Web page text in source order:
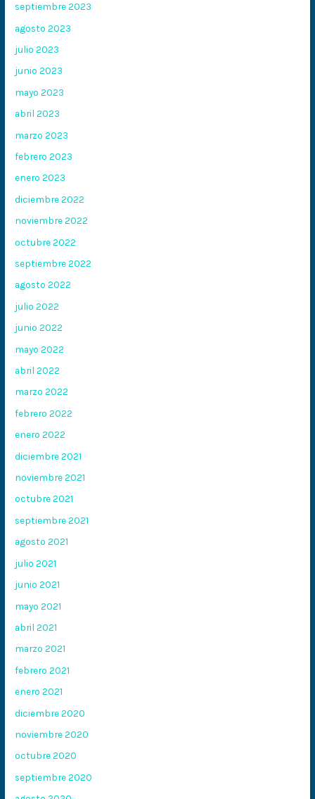
septiembre 2023
agosto 2023
julio 2023
junio 2023
mayo 2023
abril 2023
marzo 2023
febrero 2023
enero 2023
diciembre 2022
noviembre 2022
octubre 2022
septiembre 2022
agosto 2022
julio 2022
junio 2022
mayo 2022
abril 2022
marzo 2022
febrero 2022
enero 2022
diciembre 2021
noviembre 2021
octubre 2021
septiembre 2021
agosto 2021
julio 2021
junio 2021
mayo 2021
abril 2021
marzo 2021
febrero 2021
enero 2021
diciembre 2020
noviembre 2020
octubre 2020
septiembre 2020